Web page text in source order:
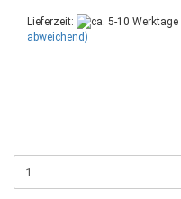
Lieferzeit:
abweichend)